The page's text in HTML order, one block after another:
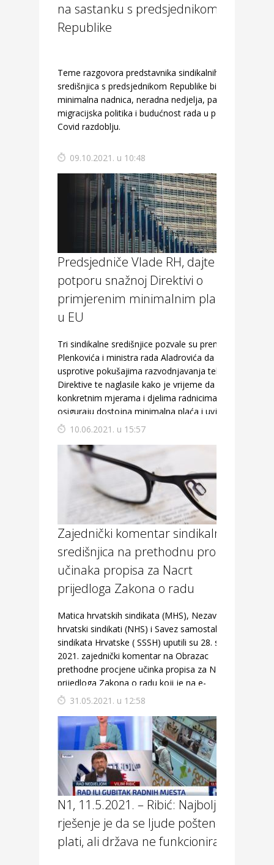
na sastanku s predsjednikom
Republike
Teme razgovora predstavnika sindikalnih
središnjica s predsjednikom Republike bile su
minimalna nadnica, neradna nedjelja, pametna
migracijska politika i budućnost rada u post-
Covid razdoblju.
09.10.2021. u 10:48
Predsjedniče Vlade RH, dajte
potporu snažnoj Direktivi o
primjerenim minimalnim plaćama
u EU
Tri sindikalne središnjice pozvale su premijera
Plenkovića i ministra rada Aladrovića da se
usprotive pokušajima razvodnjavanja teksta
Direktive te naglasile kako je vrijeme da se
konkretnim mjerama i djelima radnicima
osiguraju dostojna minimalna plaća i uvjeti rada
10.06.2021. u 15:57
Zajednički komentar sindikalnih
središnjica na prethodnu procjenu
učinaka propisa za Nacrt
prijedloga Zakona o radu
Matica hrvatskih sindikata (MHS), Nezavisni
hrvatski sindikati (NHS) i Savez samostalnih
sindikata Hrvatske ( SSSH) uputili su 28. svibnja
2021. zajednički komentar na Obrazac
prethodne procjene učinka propisa za Nacrt
prijedloga Zakona o radu koji je na e-
Savjetovanju do 7. lipnja 2021. godine.
31.05.2021. u 12:58
N1, 11.5.2021. – Ribić: Najbolje
rješenje je da se ljude pošteno
plati, ali država ne funkcionira